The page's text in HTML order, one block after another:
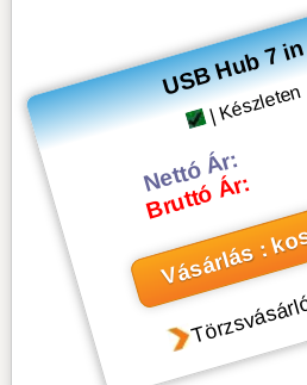
USB Hub 7 in
| Készleten
Nettó Ár:
Bruttó Ár:
Vásárlás :